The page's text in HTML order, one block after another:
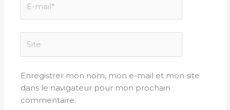
mail*
Enregistrer mon nom, mon e-mail et mon site
dans le navigateur pour mon prochain
commentaire.